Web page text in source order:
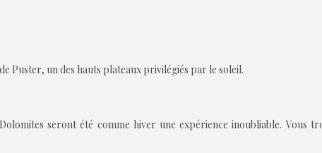
Puster, un des hauts plateaux privilégiés par le soleil.
seront été comme hiver une expérience inoubliable. Vous